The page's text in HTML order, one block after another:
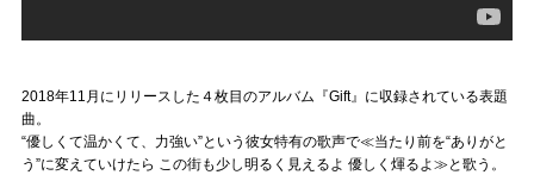
2018年11月にリリースした４枚目のアルバム『Gift』に収録されている表題
曲。
“優しくて温かくて、力強い”という彼女特有の歌声で≪当たり前を“ありがと
う”に変えていけたら この街も少し明るく見えるよ 優しく煇るよ≫と歌う。